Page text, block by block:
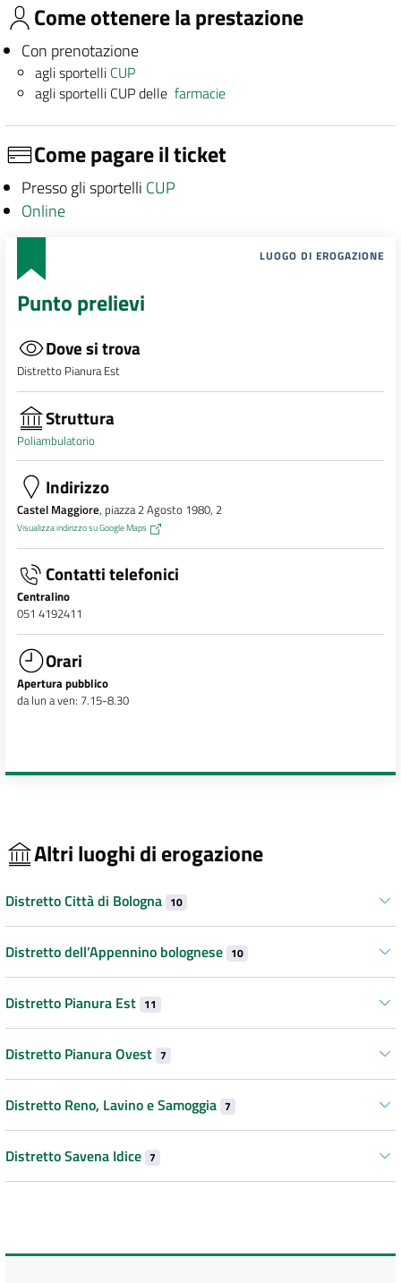
Come ottenere la prestazione
Con prenotazione
agli sportelli CUP
agli sportelli CUP dellefarmacie
Come pagare il ticket
Presso gli sportelli CUP
Online
LUOGO DI EROGAZIONE
Punto prelievi
Dove si trova
Distretto Pianura Est
Struttura
Poliambulatorio
Indirizzo
Castel Maggiore, piazza 2 Agosto 1980, 2
Visualizza indirizzo su Google Maps
Contatti telefonici
Centralino
051 4192411
Orari
Apertura pubblico
da lun a ven: 7.15-8.30
Altri luoghi di erogazione
Distretto Città di Bologna 10
Distretto dell’Appennino bolognese 10
Distretto Pianura Est 11
Distretto Pianura Ovest 7
Distretto Reno, Lavino e Samoggia 7
Distretto Savena Idice 7